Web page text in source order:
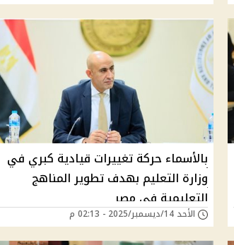
بالأسماء حركة تغييرات قيادية كبري في
وزارة التعليم بهدف تطوير المناهج
التعليمية في مصر
الأحد 14/ديسمبر/2025 - 02:13 م